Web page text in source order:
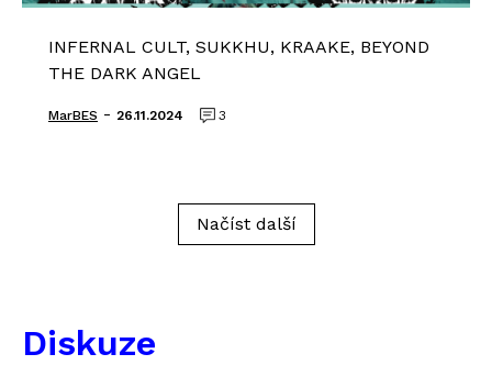
INFERNAL CULT, SUKKHU, KRAAKE, BEYOND
THE DARK ANGEL
MarBES - 26.11.2024 3
Načíst další
Diskuze